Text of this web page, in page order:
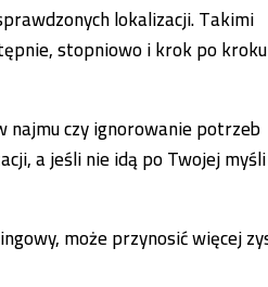
lokalizacji. Takimi
stopniowo i krok po
najmu czy ignorowanie potrzeb
a jeśli nie idą po Twojej
może przynosić więcej